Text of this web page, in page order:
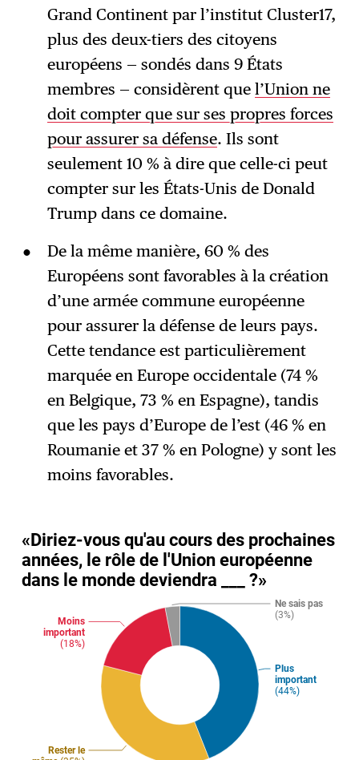
Grand Continent par l’institut Cluster17,
plus des deux-tiers des citoyens
européens — sondés dans 9 États
membres — considèrent que l’Union ne
doit compter que sur ses propres forces
pour assurer sa défense. Ils sont
seulement 10 % à dire que celle-ci peut
compter sur les États-Unis de Donald
Trump dans ce domaine.
De la même manière, 60 % des
Européens sont favorables à la création
d’une armée commune européenne
pour assurer la défense de leurs pays.
Cette tendance est particulièrement
marquée en Europe occidentale (74 %
en Belgique, 73 % en Espagne), tandis
que les pays d’Europe de l’est (46 % en
Roumanie et 37 % en Pologne) y sont les
moins favorables.